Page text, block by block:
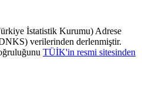
İstatistik Kurumu) Adrese
verilerinden derlenmiştir.
TÜİK'in resmi sitesinden